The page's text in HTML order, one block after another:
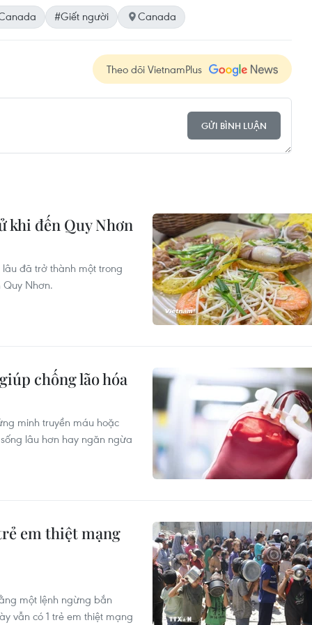
#Giết người Canada
Theo dõi VietnamPlus
GỬI BÌNH LUẬN
khi đến Quy Nhơn
đã trở thành một trong
Nhơn.
chống lão hóa
minh truyền máu hoặc
lâu hơn hay ngăn ngừa
em thiệt mạng
một lệnh ngừng bắn
vẫn có 1 trẻ em thiệt mạng